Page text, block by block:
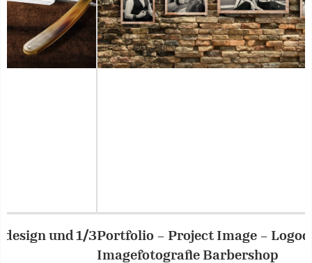
Portfolio – Project Image – Logodesign und
Imagefotografie Barbershop
2/3